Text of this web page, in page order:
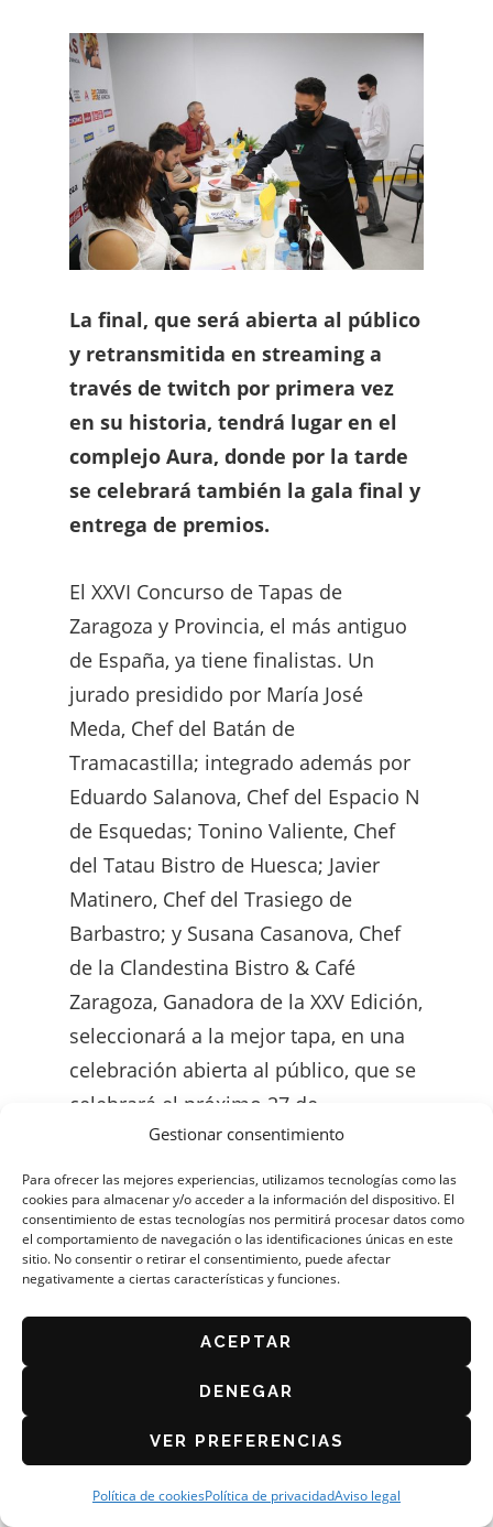
Gestionar consentimiento
Para ofrecer las mejores experiencias, utilizamos tecnologías como las
cookies para almacenar y/o acceder a la información del dispositivo. El
consentimiento de estas tecnologías nos permitirá procesar datos como
el comportamiento de navegación o las identificaciones únicas en este
sitio. No consentir o retirar el consentimiento, puede afectar
negativamente a ciertas características y funciones.
ACEPTAR
DENEGAR
VER PREFERENCIAS
Política de cookiesPolítica de privacidadAviso legal
La final, que será abierta al público
y retransmitida en streaming a
través de twitch por primera vez
en su historia, tendrá lugar en el
complejo Aura, donde por la tarde
se celebrará también la gala final y
entrega de premios.
El XXVI Concurso de Tapas de
Zaragoza y Provincia, el más antiguo
de España, ya tiene finalistas. Un
jurado presidido por María José
Meda, Chef del Batán de
Tramacastilla; integrado además por
Eduardo Salanova, Chef del Espacio N
de Esquedas; Tonino Valiente, Chef
del Tatau Bistro de Huesca; Javier
Matinero, Chef del Trasiego de
Barbastro; y Susana Casanova, Chef
de la Clandestina Bistro & Café
Zaragoza, Ganadora de la XXV Edición,
seleccionará a la mejor tapa, en una
celebración abierta al público, que se
celebrará el próximo 27 de
septiembre en el Espacio Aura (Av.
Atarés), entre las 11:00 h y las 13:30
horas.
Han sido 11 días de Concurso en los
establecimientos, de los cuales 31
en el Centro de Formación de la
Empresarios de Cafés y Bares de